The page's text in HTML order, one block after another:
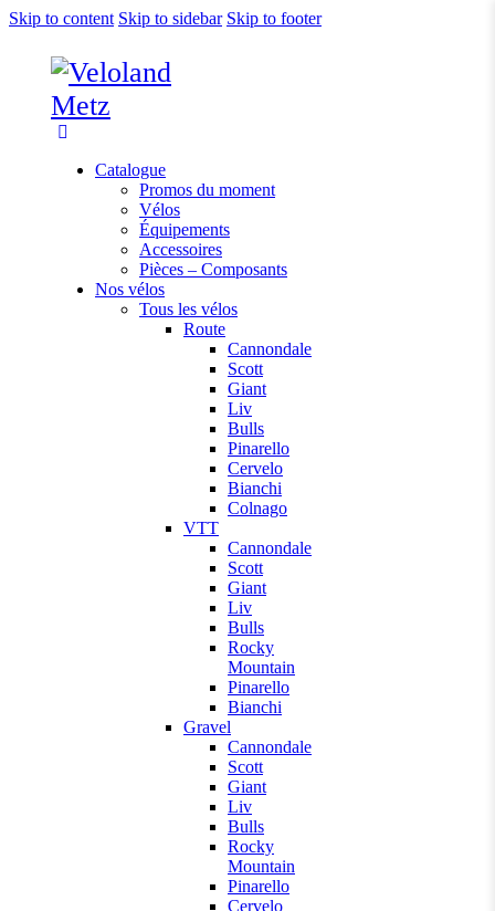
Skip to content Skip to sidebar Skip to footer
Catalogue
Promos du moment
Vélos
Équipements
Accessoires
Pièces – Composants
Nos vélos
Tous les vélos
Route
Cannondale
Scott
Giant
Liv
Bulls
Pinarello
Cervelo
Bianchi
Colnago
VTT
Cannondale
Scott
Giant
Liv
Bulls
Rocky
Mountain
Pinarello
Bianchi
Gravel
Cannondale
Scott
Giant
Liv
Bulls
Rocky
Mountain
Pinarello
Cervelo